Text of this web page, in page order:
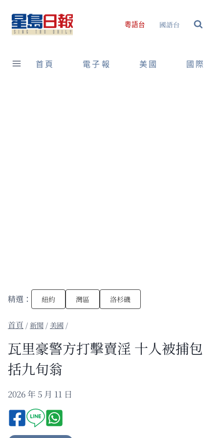
content
粵語台 國語台
首頁 電子報 美國 國際
精選： 紐約 灣區 洛杉磯
/新聞 / 美國 /
瓦里豪警方打擊賣淫 十人被捕包
括九旬翁
2026 年 5 月 11 日